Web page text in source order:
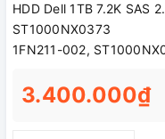
HDD Dell 1TB 7.2K SAS
ST1000NX0373
1FN211-002,
3.400.000₫